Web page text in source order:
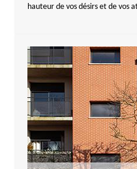
hauteur de vos désirs et de vos